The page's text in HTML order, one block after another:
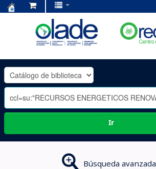
OLADE
-
Ir
Búsqueda avanzada